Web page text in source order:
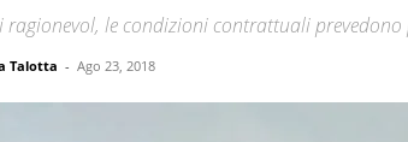
ragionevol, le condizioni contrattuali prevedono
Talotta - Ago 23, 2018